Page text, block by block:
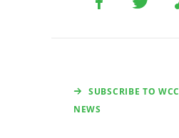
SUBSCRIBE TO WCC
NEWS